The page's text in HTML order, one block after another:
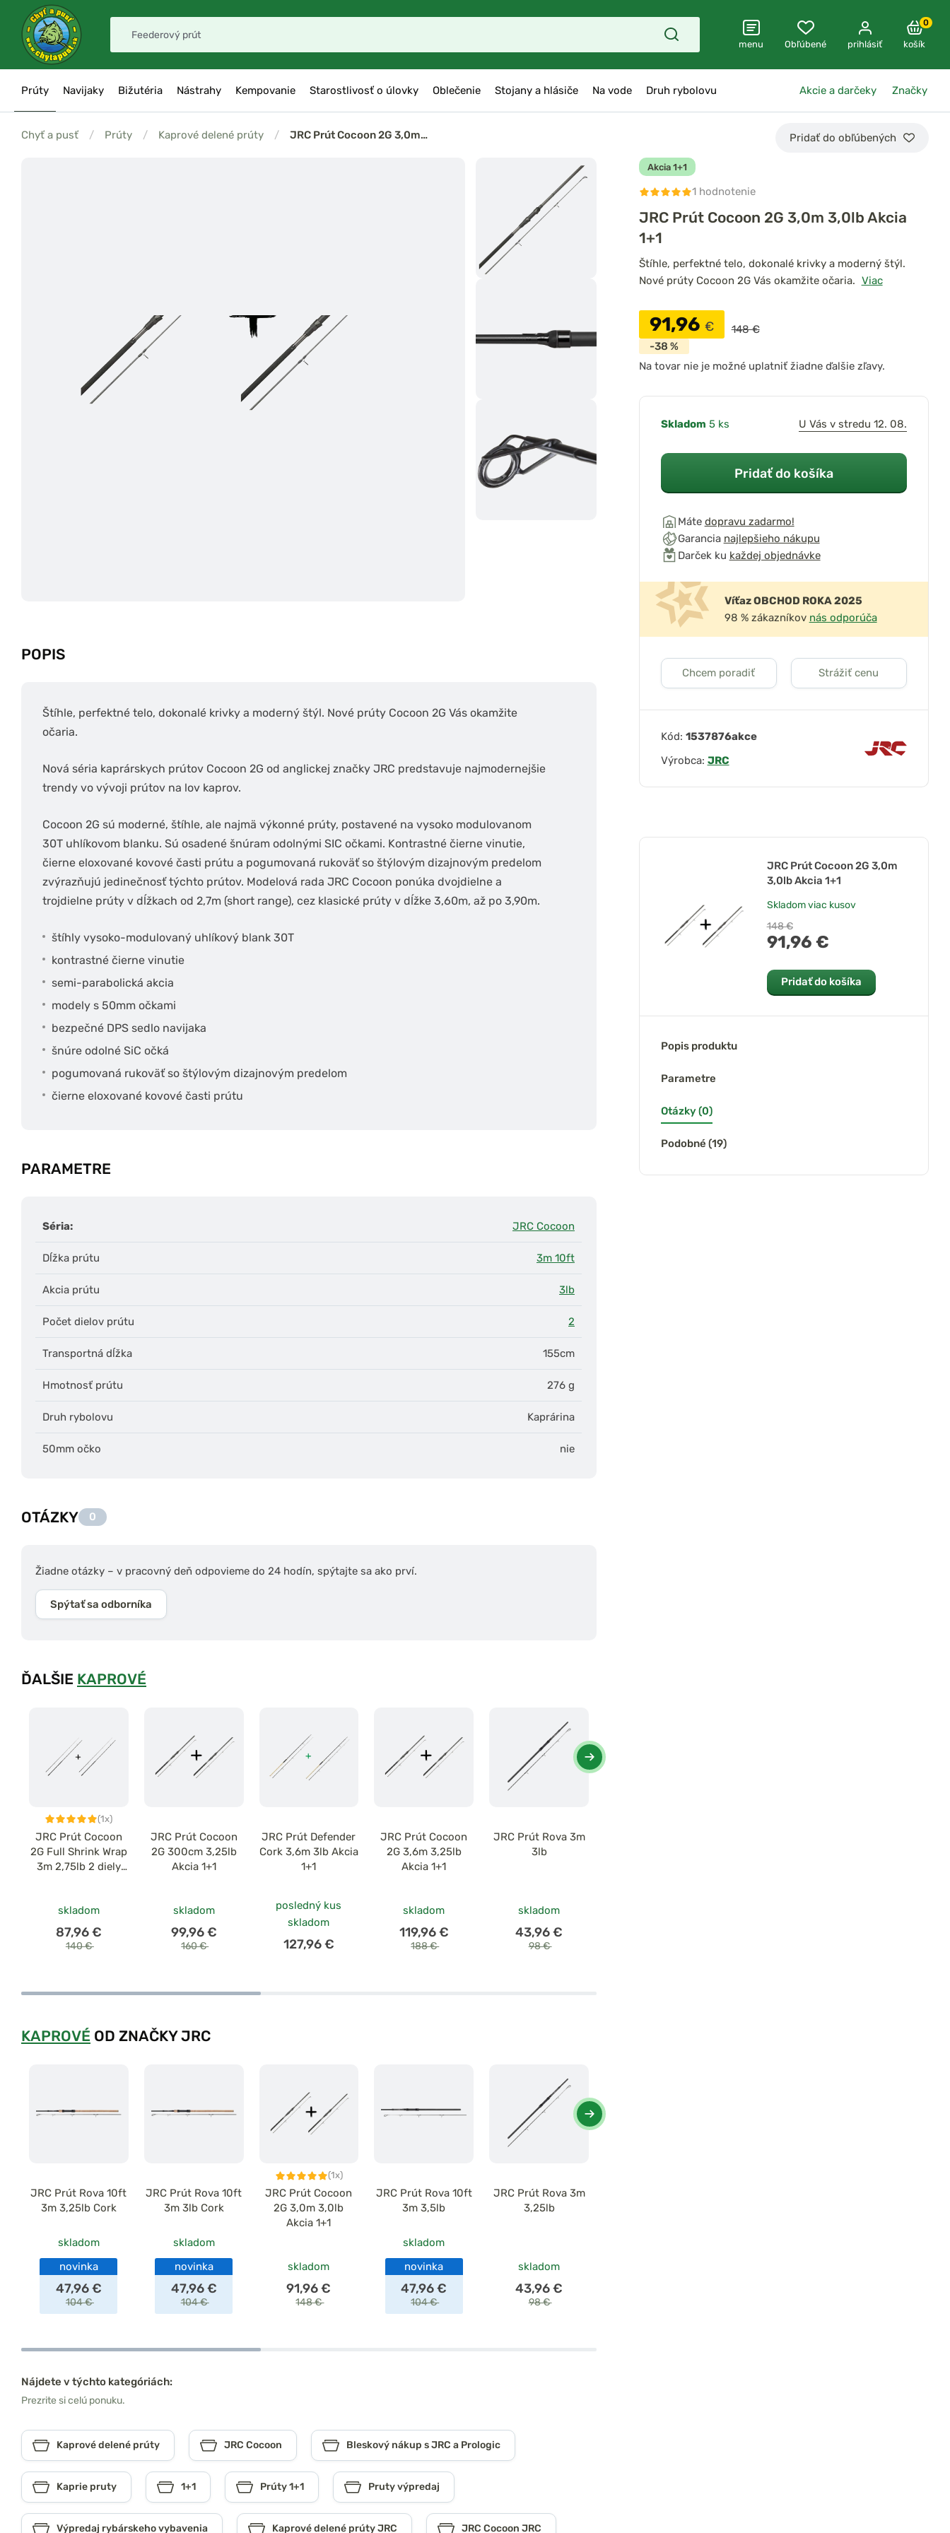
menu Obľúbené prihlásiť
0
košík
Prúty Navijaky Bižutéria Nástrahy Kempovanie Starostlivosť o úlovky Oblečenie Stojany a hlásiče Na vode Druh rybolovu Akcie a darčeky Značky
Chyť a pusť / Prúty / Kaprové delené prúty / JRC Prút Cocoon 2G 3,0m… Pridať do obľúbených
POPIS
Štíhle, perfektné telo, dokonalé krivky a moderný štýl. Nové prúty Cocoon 2G Vás okamžite
očaria.
Nová séria kaprárskych prútov Cocoon 2G od anglickej značky JRC predstavuje najmodernejšie
trendy vo vývoji prútov na lov kaprov.
Cocoon 2G sú moderné, štíhle, ale najmä výkonné prúty, postavené na vysoko modulovanom
30T uhlíkovom blanku. Sú osadené šnúram odolnými SIC očkami. Kontrastné čierne vinutie,
čierne eloxované kovové časti prútu a pogumovaná rukoväť so štýlovým dizajnovým predelom
zvýrazňujú jedinečnosť týchto prútov. Modelová rada JRC Cocoon ponúka dvojdielne a
trojdielne prúty v dĺžkach od 2,7m (short range), cez klasické prúty v dĺžke 3,60m, až po 3,90m.
štíhly vysoko-modulovaný uhlíkový blank 30T
kontrastné čierne vinutie
semi-parabolická akcia
modely s 50mm očkami
bezpečné DPS sedlo navijaka
šnúre odolné SiC očká
pogumovaná rukoväť so štýlovým dizajnovým predelom
čierne eloxované kovové časti prútu
PARAMETRE
Séria: JRC Cocoon
Dĺžka prútu 3m 10ft
Akcia prútu 3lb
Počet dielov prútu 2
Transportná dĺžka 155cm
Hmotnosť prútu 276 g
Druh rybolovu Kaprárina
50mm očko nie
OTÁZKY 0
Žiadne otázky – v pracovný deň odpovieme do 24 hodín, spýtajte sa ako prví.
Spýtať sa odborníka
ĎALŠIE KAPROVÉ
(1x)
JRC Prút Cocoon
2G Full Shrink Wrap
3m 2,75lb 2 diely
skladom
87,96 €
140 €
JRC Prút Cocoon
2G 300cm 3,25lb
Akcia 1+1
skladom
99,96 €
160 €
JRC Prút Defender
Cork 3,6m 3lb Akcia
1+1
posledný kus
skladom
127,96 €
JRC Prút Cocoon
2G 3,6m 3,25lb
Akcia 1+1
skladom
119,96 €
188 €
JRC Prút Rova 3m
3lb
skladom
43,96 €
98 €
KAPROVÉ OD ZNAČKY JRC
JRC Prút Rova 10ft
3m 3,25lb Cork
skladom
novinka
47,96 €
104 €
JRC Prút Rova 10ft
3m 3lb Cork
skladom
novinka
47,96 €
104 €
(1x)
JRC Prút Cocoon
2G 3,0m 3,0lb
Akcia 1+1
skladom
91,96 €
148 €
JRC Prút Rova 10ft
3m 3,5lb
skladom
novinka
47,96 €
104 €
JRC Prút Rova 3m
3,25lb
skladom
43,96 €
98 €
Nájdete v týchto kategóriách:
Prezrite si celú ponuku.
Kaprové delené prúty JRC Cocoon Bleskový nákup s JRC a Prologic
Kaprie pruty 1+1 Prúty 1+1 Pruty výpredaj
Výpredaj rybárskeho vybavenia Kaprové delené prúty JRC JRC Cocoon JRC
1 hodnotenie
JRC Prút Cocoon 2G 3,0m 3,0lb Akcia
1+1
Akcia 1+1
Štíhle, perfektné telo, dokonalé krivky a moderný štýl.
Nové prúty Cocoon 2G Vás okamžite očaria. Viac
91,96 €
148 €
-38 %
Na tovar nie je možné uplatniť žiadne ďalšie zľavy.
Skladom 5 ks U Vás v stredu 12. 08.
Pridať do košíka
Máte dopravu zadarmo!
Garancia najlepšieho nákupu
Darček ku každej objednávke
Víťaz OBCHOD ROKA 2025
98 % zákazníkov nás odporúča
Chcem poradiť Strážiť cenu
Kód: 1537876akce
Výrobca: JRC
JRC Prút Cocoon 2G 3,0m
3,0lb Akcia 1+1
Skladomviac kusov
148 €
91,96 €
Pridať do košíka
Popis produktu
Parametre
Otázky (0)
Podobné (19)